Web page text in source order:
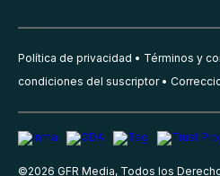
Política de privacidad Términos y
condiciones del suscriptor
©2026 GFR Media, Todos los